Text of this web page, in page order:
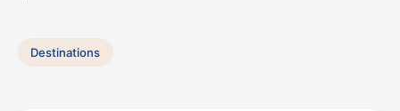
Destinations